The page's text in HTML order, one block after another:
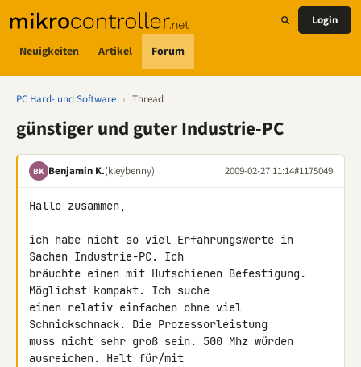
Neuigkeiten Artikel Forum
Login
PC Hard- und Software › Thread
günstiger und guter Industrie-PC
BK Benjamin K.(kleybenny) 2009-02-27 11:14#1175049
Hallo zusammen,
ich habe nicht so viel Erfahrungswerte in
Sachen Industrie-PC. Ich
bräuchte einen mit Hutschienen Befestigung.
Möglichst kompakt. Ich suche
einen relativ einfachen ohne viel
Schnickschnack. Die Prozessorleistung
muss nicht sehr groß sein. 500 Mhz würden
ausreichen. Halt für/mit